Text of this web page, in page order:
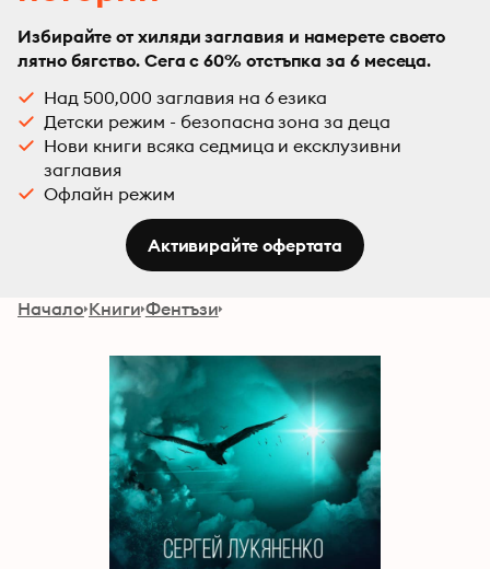
Избирайте от хиляди заглавия и намерете своето
лятно бягство. Сега с 60% отстъпка за 6 месеца.
Над 500,000 заглавия на 6 езика
Детски режим - безопасна зона за деца
Нови книги всяка седмица и ексклузивни
заглавия
Офлайн режим
Активирайте офертата
Начало Книги Фентъзи